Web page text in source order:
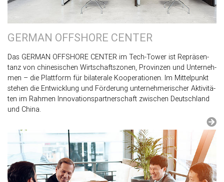
GER­MAN OFF­SHORE CEN­TER
Das GER­MAN OFF­SHORE CEN­TER im Tech-Tower ist Re­prä­sen­
tanz von chi­ne­si­schen Wirt­schafts­zo­nen, Pro­vin­zen und Un­ter­neh­
men – die Platt­form für bi­la­te­ra­le Ko­ope­ra­tio­nen. Im Mit­tel­punkt
ste­hen die Ent­wick­lung und För­de­rung un­ter­neh­me­ri­scher Ak­ti­vi­tä­
ten im Rah­men In­no­va­ti­ons­part­ner­schaft zwi­schen Deutsch­land
und China.